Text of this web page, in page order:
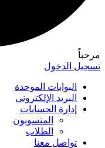
مرحباً
تسجيل الدخول
البوابات الموحدة
البريد الإلكتروني
إدارة الحسابات
المنسوبون
الطلاب
تواصل معنا